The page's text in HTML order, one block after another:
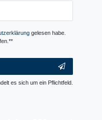
gelesen habe.
es sich um ein Pflichtfeld.